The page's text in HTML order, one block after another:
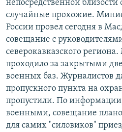
непосредственной близости
случайные прохожие.
России провел сегодня в
совещание с
северокавказского
проходило за закрытыми
военных баз. Журналистов
пропускного пункта на
пропустили. По
военными, совещание
для самих "силовиков"